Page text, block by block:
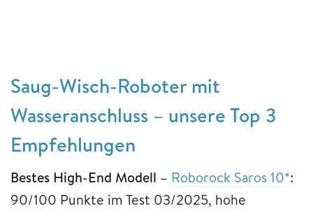
Saug-Wisch-Roboter mit
Wasseranschluss – unsere Top 3
Empfehlungen
Bestes High-End Modell – Roborock Saros 10*:
90/100 Punkte im Test 03/2025, hohe